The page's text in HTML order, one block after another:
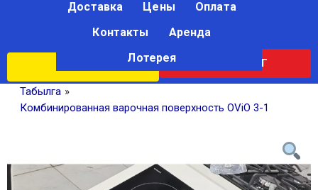
КАТАЛОГ
Доставка Цены
Оплата
Контакты
Аренда
Лотерея
Табылга »
Комбинированная варочная поверхность OViO 3-1